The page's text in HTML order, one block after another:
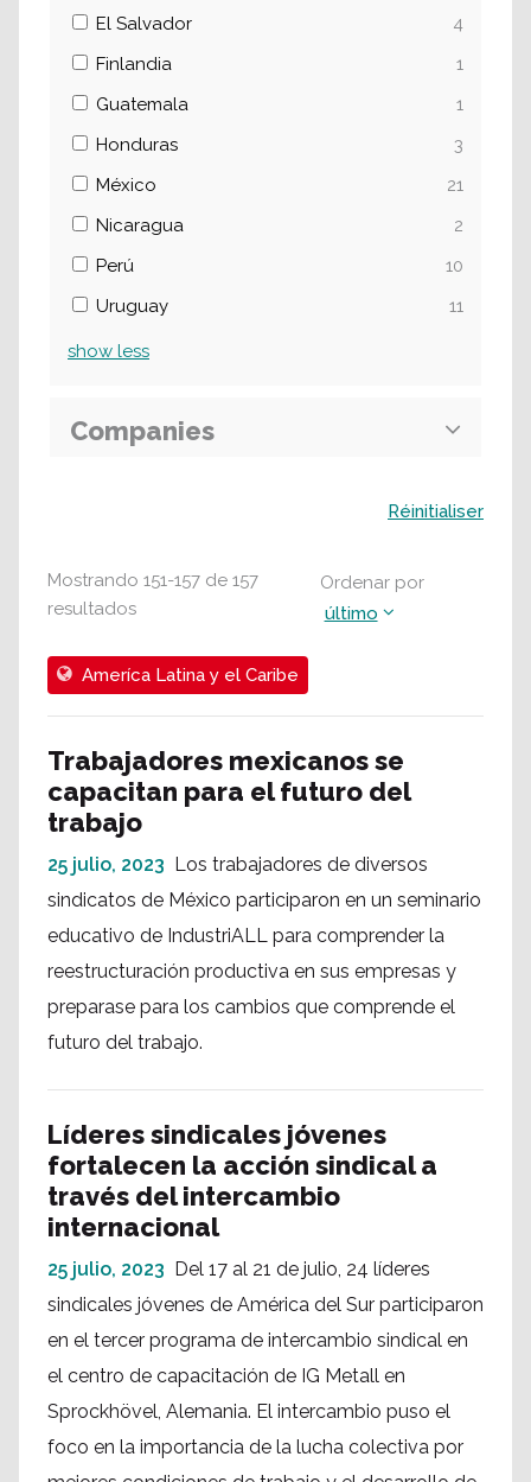
Mostrando 151-157 de 157
resultados
Ordenar por
último
Ameríca Latina y el Caribe
Trabajadores mexicanos se
capacitan para el futuro del
trabajo
25 julio, 2023 Los trabajadores de diversos
sindicatos de México participaron en un seminario
educativo de IndustriALL para comprender la
reestructuración productiva en sus empresas y
preparase para los cambios que comprende el
futuro del trabajo.
Líderes sindicales jóvenes
fortalecen la acción sindical a
través del intercambio
internacional
25 julio, 2023 Del 17 al 21 de julio, 24 líderes
sindicales jóvenes de América del Sur participaron
en el tercer programa de intercambio sindical en
el centro de capacitación de IG Metall en
Sprockhövel, Alemania. El intercambio puso el
foco en la importancia de la lucha colectiva por
El Salvador
4
Finlandia
1
Guatemala
1
Honduras
3
México
21
Nicaragua
2
Perú
10
Uruguay
11
show less
Companies
Réinitialiser